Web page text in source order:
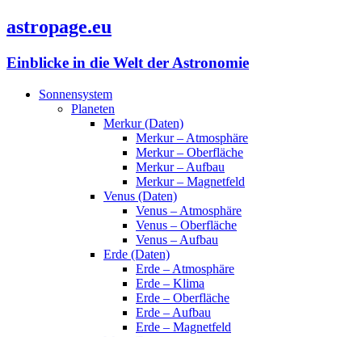
astropage.eu
Einblicke in die Welt der Astronomie
Sonnensystem
Planeten
Merkur (Daten)
Merkur – Atmosphäre
Merkur – Oberfläche
Merkur – Aufbau
Merkur – Magnetfeld
Venus (Daten)
Venus – Atmosphäre
Venus – Oberfläche
Venus – Aufbau
Erde (Daten)
Erde – Atmosphäre
Erde – Klima
Erde – Oberfläche
Erde – Aufbau
Erde – Magnetfeld